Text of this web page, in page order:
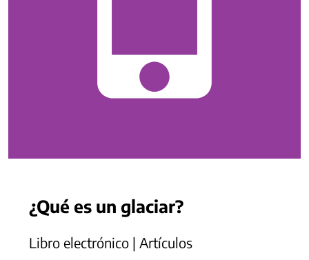
¿Qué es un glaciar?
Libro electrónico | Artículos